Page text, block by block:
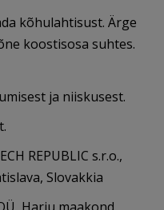
kõhulahtisust. Ärge
koostisosa suhtes.
ja niiskusest.
REPUBLIC s.r.o.,
Slovakkia